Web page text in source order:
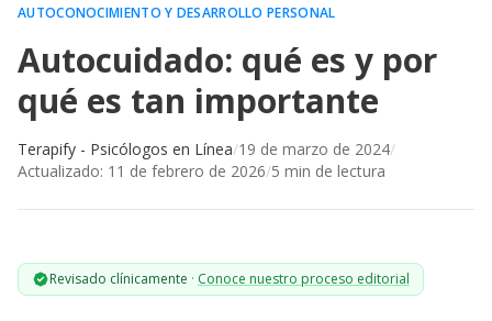
Opiniones
Empresas
Preguntas frecuentes
Trabaja con nosotros
AUTOCONOCIMIENTO Y DESARROLLO PERSONAL
Autocuidado: qué es y por
qué es tan importante
Terapify - Psicólogos en Línea/19 de marzo de 2024/
Actualizado: 11 de febrero de 2026/5 min de lectura
Revisado clínicamente · Conoce nuestro proceso editorial